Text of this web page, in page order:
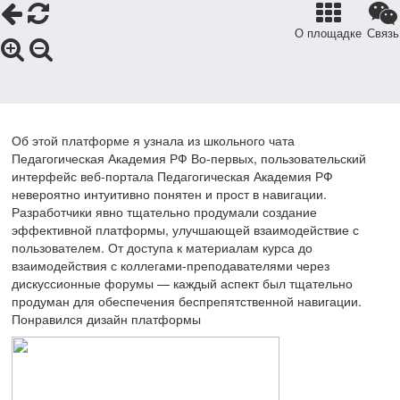
О площадке Связь
Об этой платформе я узнала из школьного чата
Педагогическая Академия РФ Во-первых, пользовательский
интерфейс веб-портала Педагогическая Академия РФ
невероятно интуитивно понятен и прост в навигации.
Разработчики явно тщательно продумали создание
эффективной платформы, улучшающей взаимодействие с
пользователем. От доступа к материалам курса до
взаимодействия с коллегами-преподавателями через
дискуссионные форумы — каждый аспект был тщательно
продуман для обеспечения беспрепятственной навигации.
Понравился дизайн платформы